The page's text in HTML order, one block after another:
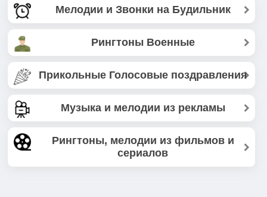
Мелодии и Звонки на Будильник
Рингтоны Военные
Прикольные Голосовые поздравления
Музыка и мелодии из рекламы
Рингтоны, мелодии из фильмов и
сериалов